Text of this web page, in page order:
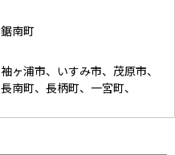
鋸南町
袖ヶ浦市、 いすみ市、 茂原市、
長南町、 長柄町、 一宮町、